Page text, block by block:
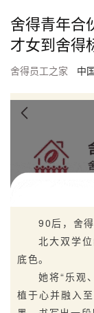
舍得青年合
才女到舍得
舍得员工之家 中
90后，舍
北大双学
底色。
她将“乐观
植于心并融入